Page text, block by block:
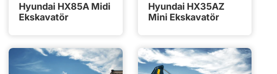
Hyundai HX85A Midi
Ekskavatör
Hyundai HX35AZ
Mini Ekskavatör